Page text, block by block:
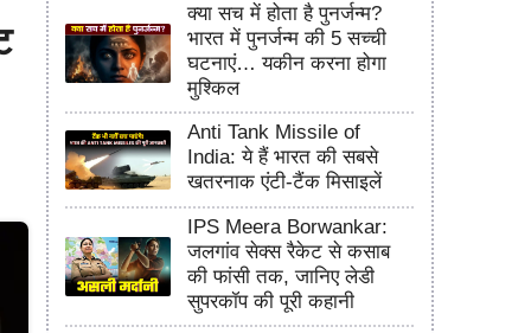
क्या सच में होता है पुनर्जन्म?
भारत में पुनर्जन्म की 5 सच्ची
घटनाएं… यकीन करना होगा
मुश्किल
Anti Tank Missile of
India: ये हैं भारत की सबसे
खतरनाक एंटी-टैंक मिसाइलें
IPS Meera Borwankar:
जलगांव सेक्स रैकेट से कसाब
की फांसी तक, जानिए लेडी
सुपरकॉप की पूरी कहानी